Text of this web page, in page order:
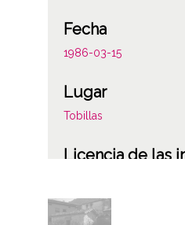
Fecha
1986-03-15
Lugar
Tobillas
Licencia de las